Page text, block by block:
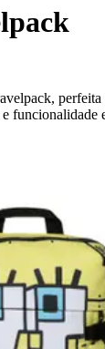
perfeita
funcionalidade